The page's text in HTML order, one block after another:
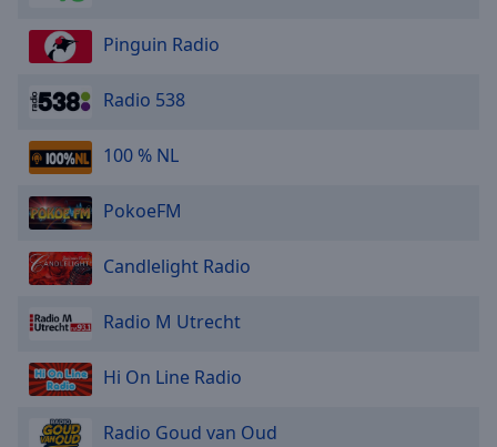
Pinguin Radio
Radio 538
100 % NL
PokoeFM
Candlelight Radio
Radio M Utrecht
Hi On Line Radio
Radio Goud van Oud